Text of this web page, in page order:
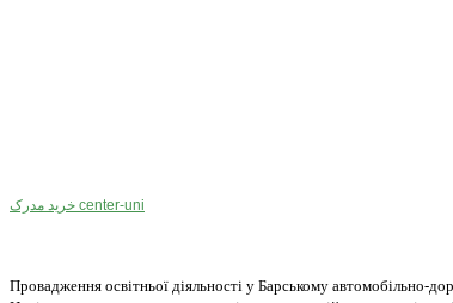
خرید مدرک center-uni
Провадження освітньої діяльності у Барському автомобільно-